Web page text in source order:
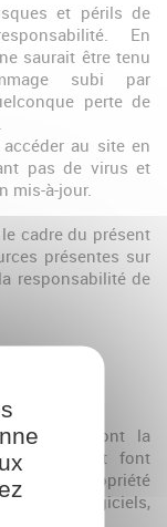
et périls de
En
saurait être tenu
subi par
perte de
au site en
pas de virus et
mis-à-jour.
cadre du présent
présentes sur
responsabilité de
contenu sont la
et font
de la propriété
logiciels,